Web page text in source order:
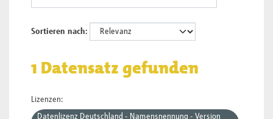
Sortieren nach
1 Datensatz gefunden
Lizenzen:
Datenlizenz Deutschland - Namensnennung - Version